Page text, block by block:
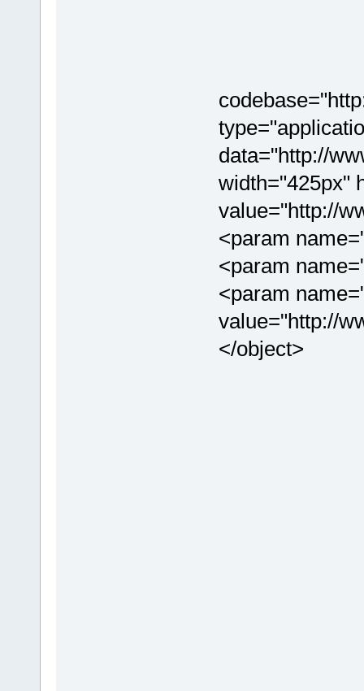
data="http://
width="425px"
value="http://
<param
<param
<param
value="http://
</object>